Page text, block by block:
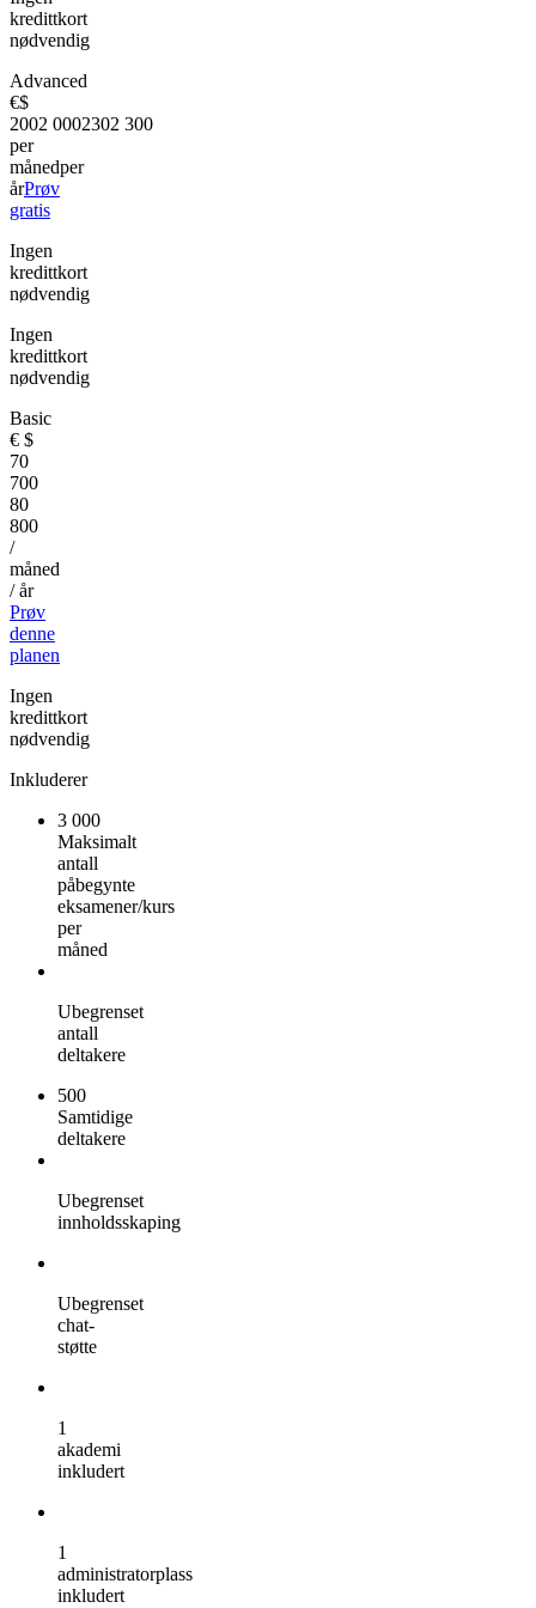
kredittkort
nødvendig
Advanced
€$
2002 0002302 300
per
månedper
årPrøv
gratis
Ingen
kredittkort
nødvendig
Ingen
kredittkort
nødvendig
Basic
€ $
70
700
80
800
/
måned
/ år
Prøv
denne
planen
Ingen
kredittkort
nødvendig
Inkluderer
3 000
Maksimalt
antall
påbegynte
eksamener/kurs
per
måned
Ubegrenset
antall
deltakere
500
Samtidige
deltakere
Ubegrenset
innholdsskaping
Ubegrenset
chat-
støtte
1
akademi
inkludert
1
administratorplass
inkludert